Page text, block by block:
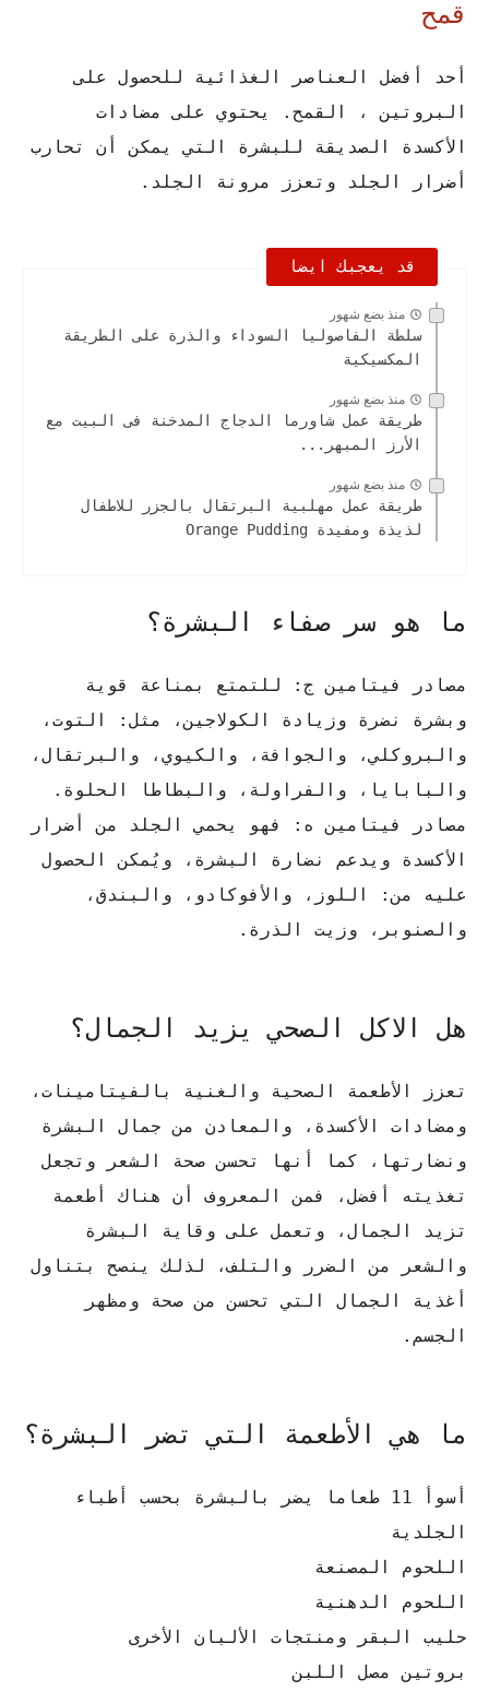
قمح
أحد أفضل العناصر الغذائية للحصول على
البروتين ، القمح. يحتوي على مضادات
الأكسدة الصديقة للبشرة التي يمكن أن تحارب
أضرار الجلد وتعزز مرونة الجلد.
قد يعجبك ايضا
منذ بضع شهور
سلطة الفاصوليا السوداء والذرة على الطريقة
المكسيكية
منذ بضع شهور
طريقة عمل شاورما الدجاج المدخنة فى البيت مع
الأرز المبهر...
منذ بضع شهور
طريقة عمل مهلبية البرتقال بالجزر للاطفال
لذيذة ومفيدة Orange Pudding
ما هو سر صفاء البشرة؟
مصادر فيتامين ج: للتمتع بمناعة قوية
وبشرة نضرة وزيادة الكولاجين، مثل: التوت،
والبروكلي، والجوافة، والكيوي، والبرتقال،
والبابايا، والفراولة، والبطاطا الحلوة.
مصادر فيتامين ه: فهو يحمي الجلد من أضرار
الأكسدة ويدعم نضارة البشرة، ويُمكن الحصول
عليه من: اللوز، والأفوكادو، والبندق،
والصنوبر، وزيت الذرة.
هل الاكل الصحي يزيد الجمال؟
تعزز الأطعمة الصحية والغنية بالفيتامينات،
ومضادات الأكسدة، والمعادن من جمال البشرة
ونضارتها، كما أنها تحسن صحة الشعر وتجعل
تغذيته أفضل، فمن المعروف أن هناك أطعمة
تزيد الجمال، وتعمل على وقاية البشرة
والشعر من الضرر والتلف، لذلك ينصح بتناول
أغذية الجمال التي تحسن من صحة ومظهر
الجسم.
ما هي الأطعمة التي تضر البشرة؟
أسوأ 11 طعاما يضر بالبشرة بحسب أطباء
الجلدية
اللحوم المصنعة
اللحوم الدهنية
حليب البقر ومنتجات الألبان الأخرى
بروتين مصل اللبن